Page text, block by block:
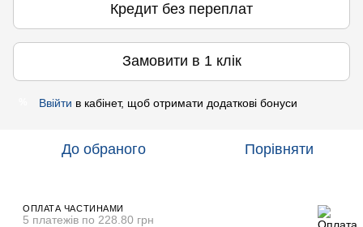
Кредит без переплат
Замовити в 1 клік
Ввійти в кабінет, щоб отримати додаткові бонуси
До обраного Порівняти
ОПЛАТА ЧАСТИНАМИ
5 платежів по 228.80 грн